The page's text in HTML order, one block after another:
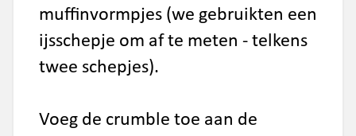
muffinvormpjes (we gebruikten een
ijsschepje om af te meten - telkens
twee schepjes).
Voeg de crumble toe aan de